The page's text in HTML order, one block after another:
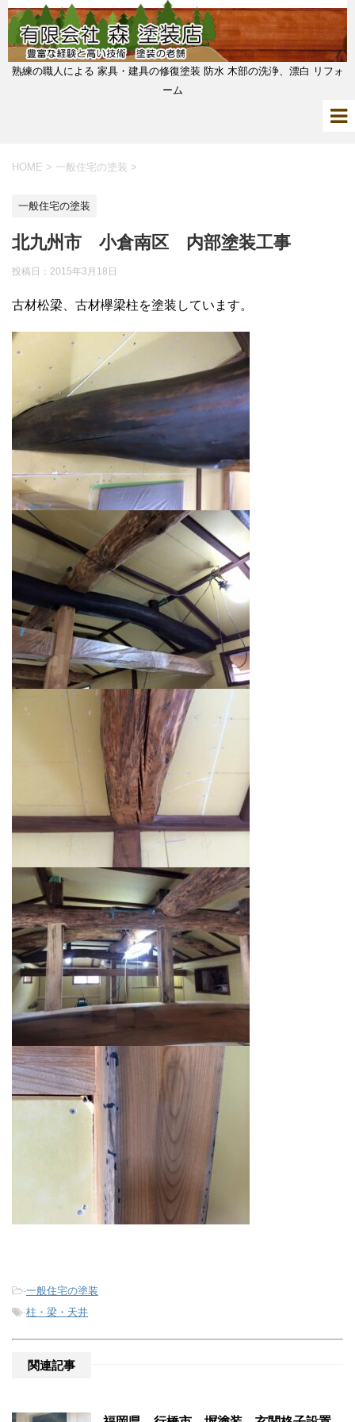
熟練の職人による 家具・建具の修復塗装 防水 木部の洗浄、漂白 リフォ
ーム
HOME > 一般住宅の塗装 >
一般住宅の塗装
北九州市 小倉南区 内部塗装工事
投稿日：2015年3月18日
古材松梁、古材欅梁柱を塗装しています。
-一般住宅の塗装
-柱・梁・天井
関連記事